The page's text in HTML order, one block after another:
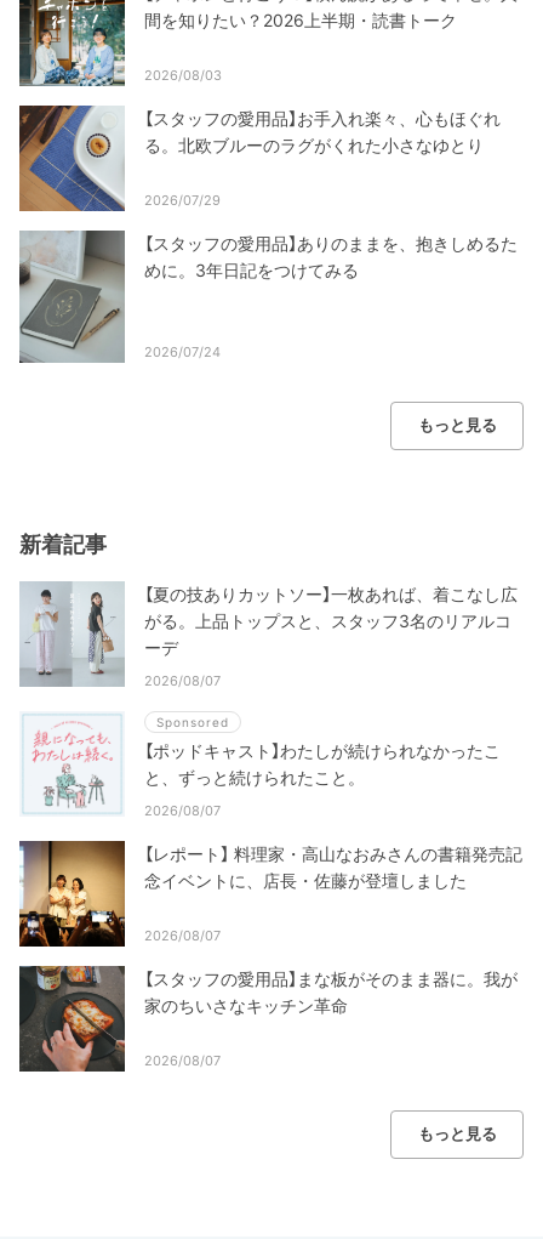
間を知りたい？2026上半期・読書トーク
2026/08/03
【スタッフの愛用品】お手入れ楽々、心もほぐれ
る。北欧ブルーのラグがくれた小さなゆとり
2026/07/29
【スタッフの愛用品】ありのままを、抱きしめるた
めに。3年日記をつけてみる
2026/07/24
もっと見る
新着記事
【夏の技ありカットソー】一枚あれば、着こなし広
がる。上品トップスと、スタッフ3名のリアルコ
ーデ
2026/08/07
Sponsored
【ポッドキャスト】わたしが続けられなかったこ
と、ずっと続けられたこと。
2026/08/07
【レポート】 料理家・高山なおみさんの書籍発売記
念イベントに、店長・佐藤が登壇しました
2026/08/07
【スタッフの愛用品】まな板がそのまま器に。我が
家のちいさなキッチン革命
2026/08/07
もっと見る